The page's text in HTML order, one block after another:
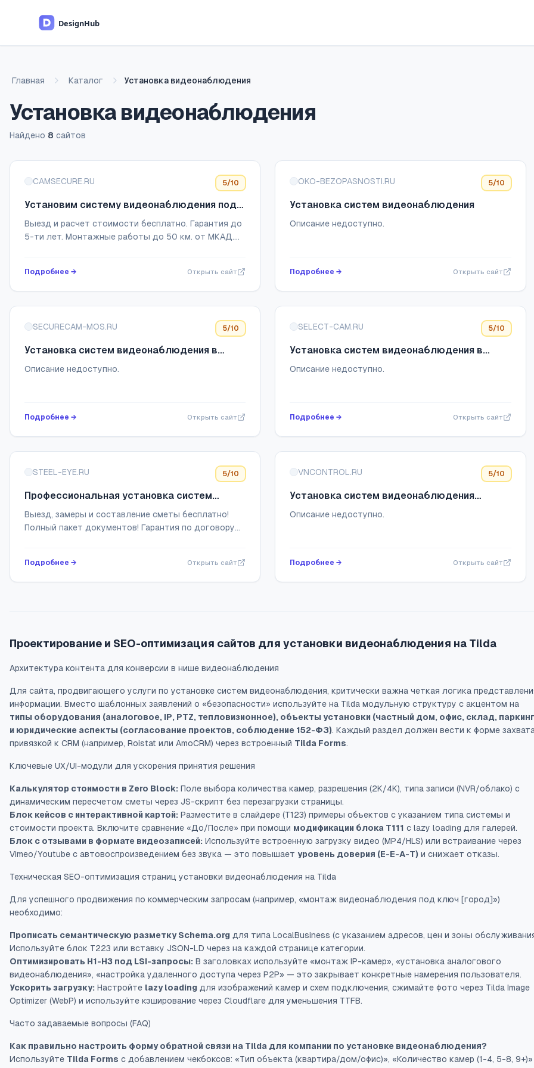
Главная Каталог Установка видеонаблюдения
Установка видеонаблюдения
Найдено 8 сайтов
Список сайтов
CAMSECURE.RU 5/10
Установим систему видеонаблюдения под
ключ за 1 день в Москве и МО
Выезд и расчет стоимости бесплатно. Гарантия до
5-ти лет. Монтажные работы до 50 км. от МКАД.
Подробнее → Открыть сайт
OKO-BEZOPASNOSTI.RU 5/10
Установка систем видеонаблюдения
Описание недоступно.
Подробнее → Открыть сайт
SECURECAM-MOS.RU 5/10
Установка систем видеонаблюдения в
Москве
Описание недоступно.
Подробнее → Открыть сайт
SELECT-CAM.RU 5/10
Установка систем видеонаблюдения в
Москве
Описание недоступно.
Подробнее → Открыть сайт
STEEL-EYE.RU 5/10
Профессиональная установка систем
видеонаблюдения под ключ с гарантией на
все виды работ
Выезд, замеры и составление сметы бесплатно!
Полный пакет документов! Гарантия по договору
Подробнее → Открыть сайт
VNCONTROL.RU 5/10
Установка систем видеонаблюдения
"Контроль" в Москве
Описание недоступно.
Подробнее → Открыть сайт
Проектирование и SEO-оптимизация сайтов для установки видеонаблюдения на Tilda
Архитектура контента для конверсии в нише видеонаблюдения
Для сайта, продвигающего услуги по установке систем видеонаблюдения, критически важна четкая логика
информации. Вместо шаблонных заявлений о «безопасности» используйте на Tilda модульную структуру с акцентом на
типы оборудования (аналоговое, IP, PTZ, тепловизионное), объекты установки (частный дом, офис, склад,
и юридические аспекты (согласование проектов, соблюдение 152-ФЗ). Каждый раздел должен вести к форме
привязкой к CRM (например, Roistat или AmoCRM) через встроенный Tilda Forms.
Ключевые UX/UI-модули для ускорения принятия решения
Калькулятор стоимости в Zero Block: Поле выбора количества камер, разрешения (2K/4K), типа записи (NVR/облако) с
динамическим пересчетом сметы через JS-скрипт без перезагрузки страницы.
Блок кейсов с интерактивной картой: Разместите в слайдере (T123) примеры объектов с указанием типа системы и
стоимости проекта. Включите сравнение «До/После» при помощи модификации блока T111 с lazy loading для галерей.
Блок с отзывами в формате видеозаписей: Используйте встроенную загрузку видео (MP4/HLS) или встраивание через
Vimeo/Youtube с автовоспроизведением без звука — это повышает уровень доверия (E-E-A-T) и снижает отказы.
Техническая SEO-оптимизация страниц установки видеонаблюдения на Tilda
Для успешного продвижения по коммерческим запросам (например, «монтаж видеонаблюдения под ключ [город]»)
необходимо:
Прописать семантическую разметку Schema.org для типа LocalBusiness (с указанием адресов, цен и зоны
Используйте блок T223 или вставку JSON-LD через на каждой странице категории.
Оптимизировать H1-H3 под LSI-запросы: В заголовках используйте «монтаж IP-камер», «установка аналогового
видеонаблюдения», «настройка удаленного доступа через P2P» — это закрывает конкретные намерения пользователя.
Ускорить загрузку: Настройте lazy loading для изображений камер и схем подключения, сжимайте фото через Tilda Image
Optimizer (WebP) и используйте кэширование через Cloudflare для уменьшения TTFB.
Часто задаваемые вопросы (FAQ)
Как правильно настроить форму обратной связи на Tilda для компании по установке видеонаблюдения?
Используйте Tilda Forms с добавлением чекбоксов: «Тип объекта (квартира/дом/офис)», «Количество камер (1-4, 5-8, 9+)»